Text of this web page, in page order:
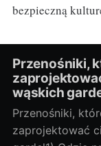
bezpieczną
Przenośniki,
wąskich
Przenośniki,
zaprojektować